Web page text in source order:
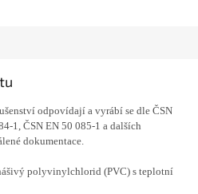
odpovídají a vyrábí se dle ČSN
1, ČSN EN 50 085-1 a dalších
dokumentace.
polyvinylchlorid (PVC) s teplotní